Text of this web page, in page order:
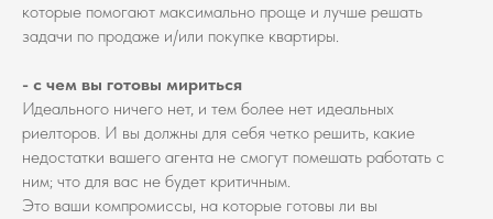
которые помогают максимально проще и лучше решать
задачи по продаже и/или покупке квартиры.
- с чем вы готовы мириться
Идеального ничего нет, и тем более нет идеальных
риелторов. И вы должны для себя четко решить, какие
недостатки вашего агента не смогут помешать работать с
ним; что для вас не будет критичным.
Это ваши компромиссы, на которые готовы ли вы